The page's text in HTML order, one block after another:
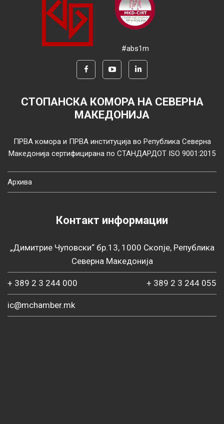
#abs1m
СТОПАНСКА КОМОРА НА СЕВЕРНА
МАКЕДОНИЈА
ПРВА комора и ПРВА институција во Република Северна
Македонија сертифицирана по СТАНДАРДОТ ISO 9001:2015
Архива
Контакт информации
„Димитрие Чуповски“ бр.13, 1000 Скопје, Република
Северна Македонија
+ 389 2 3 244 000 + 389 2 3 244 055
ic@mchamber.mk